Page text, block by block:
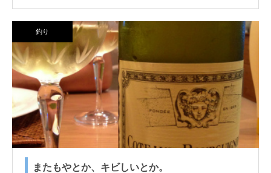
釣り
またもやとか、キビしいとか。